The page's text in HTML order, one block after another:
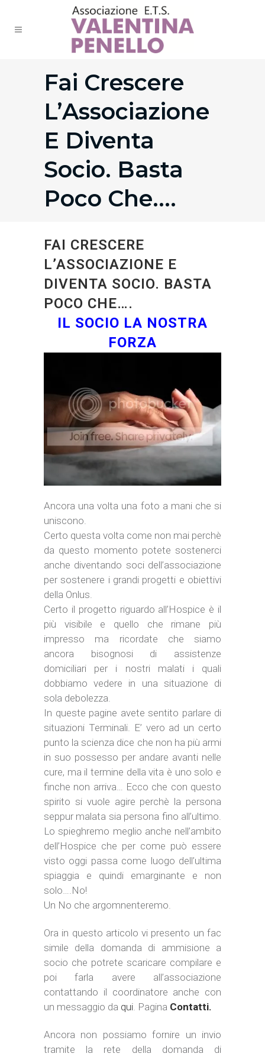
Fai Crescere
L’Associazione
E Diventa
Socio. Basta
Poco Che….
FAI CRESCERE
L’ASSOCIAZIONE E
DIVENTA SOCIO. BASTA
POCO CHE….
IL SOCIO LA NOSTRA
FORZA
Ancora una volta una foto a mani che si
uniscono.
Certo questa volta come non mai perchè
da questo momento potete sostenerci
anche diventando soci dell’associazione
per sostenere i grandi progetti e obiettivi
della Onlus.
Certo il progetto riguardo all’Hospice è il
più visibile e quello che rimane più
impresso ma ricordate che siamo
ancora bisognosi di assistenze
domiciliari per i nostri malati i quali
dobbiamo vedere in una situazione di
sola debolezza.
In queste pagine avete sentito parlare di
situazioni Terminali. E’ vero ad un certo
punto la scienza dice che non ha più armi
in suo possesso per andare avanti nelle
cure, ma il termine della vita è uno solo e
finche non arriva… Ecco che con questo
spirito si vuole agire perchè la persona
seppur malata sia persona fino all’ultimo.
Lo spieghremo meglio anche nell’ambito
dell’Hospice che per come può essere
visto oggi passa come luogo dell’ultima
spiaggia e quindi emarginante e non
solo….No!
Un No che argomnenteremo.
Ora in questo articolo vi presento un fac
simile della domanda di ammisione a
socio che potrete scaricare compilare e
poi farla avere all’associazione
contattando il coordinatore anche con
un messaggio da qui. Pagina Contatti.
Ancora non possiamo fornire un invio
tramite la rete della domanda di